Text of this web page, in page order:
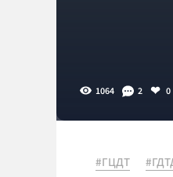
1064 2 0
#ГЦДТ